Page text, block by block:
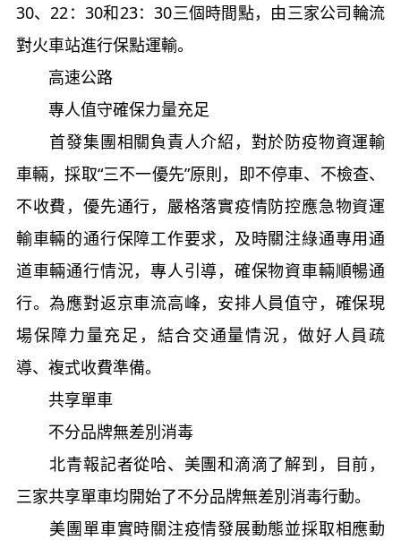
30、22：30和23：30三個時間點，由三家公司輪流
對火車站進行保點運輸。
高速公路
專人值守確保力量充足
首發集團相關負責人介紹，對於防疫物資運輸
車輛，採取“三不一優先”原則，即不停車、不檢查、
不收費，優先通行，嚴格落實疫情防控應急物資運
輸車輛的通行保障工作要求，及時關注綠通專用通
道車輛通行情況，專人引導，確保物資車輛順暢通
行。為應對返京車流高峰，安排人員值守，確保現
場保障力量充足，結合交通量情況，做好人員疏
導、複式收費準備。
共享單車
不分品牌無差別消毒
北青報記者從哈、美團和滴滴了解到，目前，
三家共享單車均開始了不分品牌無差別消毒行動。
美團單車實時關注疫情發展動態並採取相應動